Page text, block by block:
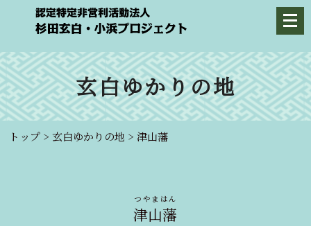
玄白ゆかりの地
トップ >玄白ゆかりの地 >津山藩
津山藩
つやまはん